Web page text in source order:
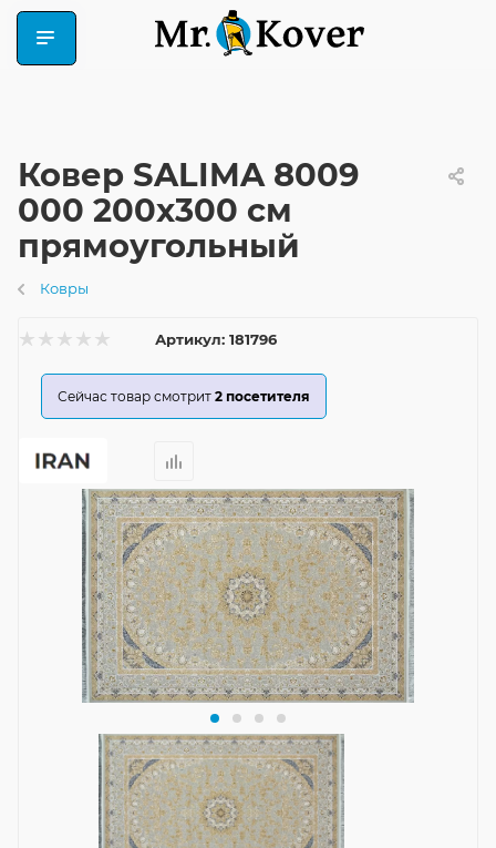
Ковер SALIMA 8009
000 200x300 см
прямоугольный
Ковры
Артикул: 181796
Сейчас товар смотрит 2 посетителя